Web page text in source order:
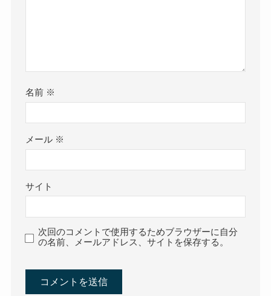
名前 ※
メール ※
サイト
次回のコメントで使用するためブラウザーに自分
の名前、メールアドレス、サイトを保存する。